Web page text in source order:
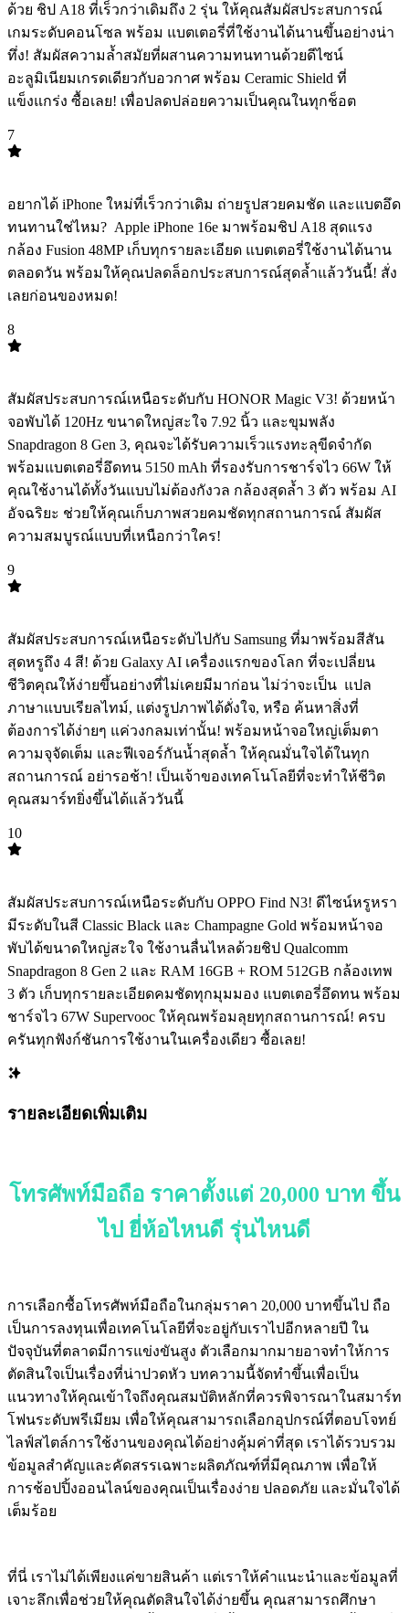
ด้วย ชิป A18 ที่เร็วกว่าเดิมถึง 2 รุ่น ให้คุณสัมผัสประสบการณ์
เกมระดับคอนโซล พร้อม แบตเตอรี่ที่ใช้งานได้นานขึ้นอย่างน่า
ทึ่ง! สัมผัสความล้ำสมัยที่ผสานความทนทานด้วยดีไซน์
อะลูมิเนียมเกรดเดียวกับอวกาศ พร้อม ️Ceramic Shield ที่
แข็งแกร่ง ซื้อเลย! เพื่อปลดปล่อยความเป็นคุณในทุกช็อต
7
อยากได้ iPhone ใหม่ที่เร็วกว่าเดิม ถ่ายรูปสวยคมชัด และแบตอึด
ทนทานใช่ไหม? ️ Apple iPhone 16e มาพร้อมชิป A18 สุดแรง
กล้อง Fusion 48MP เก็บทุกรายละเอียด แบตเตอรี่ใช้งานได้นาน
ตลอดวัน พร้อมให้คุณปลดล็อกประสบการณ์สุดล้ำแล้ววันนี้! สั่ง
เลยก่อนของหมด!
8
สัมผัสประสบการณ์เหนือระดับกับ HONOR Magic V3! ด้วยหน้า
จอพับได้ 120Hz ขนาดใหญ่สะใจ 7.92 นิ้ว และขุมพลัง
Snapdragon 8 Gen 3, คุณจะได้รับความเร็วแรงทะลุขีดจำกัด
พร้อมแบตเตอรี่อึดทน 5150 mAh ที่รองรับการชาร์จไว 66W ให้
คุณใช้งานได้ทั้งวันแบบไม่ต้องกังวล กล้องสุดล้ำ 3 ตัว พร้อม AI
อัจฉริยะ ช่วยให้คุณเก็บภาพสวยคมชัดทุกสถานการณ์ สัมผัส
ความสมบูรณ์แบบที่เหนือกว่าใคร!
9
สัมผัสประสบการณ์เหนือระดับไปกับ Samsung ที่มาพร้อมสีสัน
สุดหรูถึง 4 สี! ด้วย Galaxy AI เครื่องแรกของโลก ที่จะเปลี่ยน
ชีวิตคุณให้ง่ายขึ้นอย่างที่ไม่เคยมีมาก่อน ไม่ว่าจะเป็น ️ แปล
ภาษาแบบเรียลไทม์, แต่งรูปภาพได้ดั่งใจ, หรือ ค้นหาสิ่งที่
ต้องการได้ง่ายๆ แค่วงกลมเท่านั้น! พร้อมหน้าจอใหญ่เต็มตา
ความจุจัดเต็ม และฟีเจอร์กันน้ำสุดล้ำ ให้คุณมั่นใจได้ในทุก
สถานการณ์ อย่ารอช้า! เป็นเจ้าของเทคโนโลยีที่จะทำให้ชีวิต
คุณสมาร์ทยิ่งขึ้นได้แล้ววันนี้
10
สัมผัสประสบการณ์เหนือระดับกับ OPPO Find N3! ดีไซน์หรูหรา
มีระดับในสี Classic Black และ Champagne Gold พร้อมหน้าจอ
พับได้ขนาดใหญ่สะใจ ใช้งานลื่นไหลด้วยชิป Qualcomm
Snapdragon 8 Gen 2 และ RAM 16GB + ROM 512GB กล้องเทพ
3 ตัว เก็บทุกรายละเอียดคมชัดทุกมุมมอง แบตเตอรี่อึดทน พร้อม
ชาร์จไว 67W Supervooc ให้คุณพร้อมลุยทุกสถานการณ์! ครบ
ครันทุกฟังก์ชันการใช้งานในเครื่องเดียว ซื้อเลย!
รายละเอียดเพิ่มเติม
โทรศัพท์มือถือ ราคาตั้งแต่ 20,000 บาท ขึ้น
ไป ยี่ห้อไหนดี รุ่นไหนดี
การเลือกซื้อโทรศัพท์มือถือในกลุ่มราคา 20,000 บาทขึ้นไป ถือ
เป็นการลงทุนเพื่อเทคโนโลยีที่จะอยู่กับเราไปอีกหลายปี ใน
ปัจจุบันที่ตลาดมีการแข่งขันสูง ตัวเลือกมากมายอาจทำให้การ
ตัดสินใจเป็นเรื่องที่น่าปวดหัว บทความนี้จัดทำขึ้นเพื่อเป็น
แนวทางให้คุณเข้าใจถึงคุณสมบัติหลักที่ควรพิจารณาในสมาร์ท
โฟนระดับพรีเมียม เพื่อให้คุณสามารถเลือกอุปกรณ์ที่ตอบโจทย์
ไลฟ์สไตล์การใช้งานของคุณได้อย่างคุ้มค่าที่สุด เราได้รวบรวม
ข้อมูลสำคัญและคัดสรรเฉพาะผลิตภัณฑ์ที่มีคุณภาพ เพื่อให้
การช้อปปิ้งออนไลน์ของคุณเป็นเรื่องง่าย ปลอดภัย และมั่นใจได้
เต็มร้อย
ที่นี่ เราไม่ได้เพียงแค่ขายสินค้า แต่เราให้คำแนะนำและข้อมูลที่
เจาะลึกเพื่อช่วยให้คุณตัดสินใจได้ง่ายขึ้น คุณสามารถศึกษา